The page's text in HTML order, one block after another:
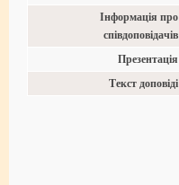
Інформація про
співдоповідачів
Презентація
Текст доповіді